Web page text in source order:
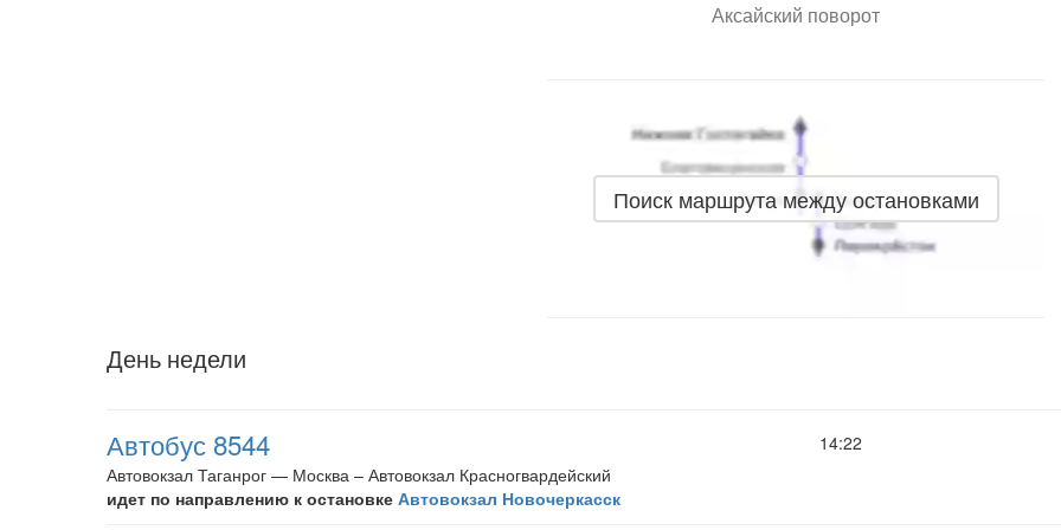
Аксайский поворот
Поиск маршрута между остановками
День недели
Автобус 8544
Автовокзал Таганрог — Москва – Автовокзал Красногвардейский
идет по направлению к остановке Автовокзал Новочеркасск
14:22